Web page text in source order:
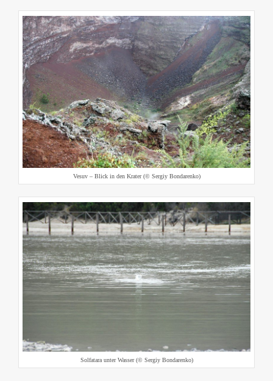
Vesuv – Blick in den Krater (© Sergiy Bondarenko)
Solfatara unter Wasser (© Sergiy Bondarenko)